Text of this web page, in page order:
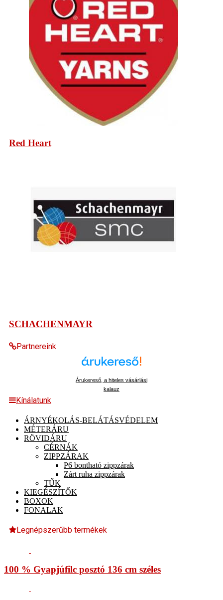
Red Heart
SCHACHENMAYR
Partnereink
Árukereső, a hiteles vásárlási
kalauz
Kínálatunk
ÁRNYÉKOLÁS-BELÁTÁSVÉDELEM
MÉTERÁRU
RÖVIDÁRU
CÉRNÁK
ZIPPZÁRAK
P6 bontható zippzárak
Zárt ruha zippzárak
TŰK
KIEGÉSZÍTŐK
BOXOK
FONALAK
Legnépszerűbb termékek
100 % Gyapjúfilc posztó 136 cm széles